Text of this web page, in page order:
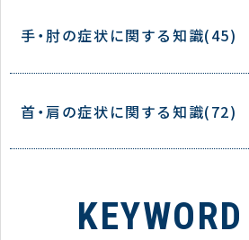
手・肘の症状に関する知識(45)
首・肩の症状に関する知識(72)